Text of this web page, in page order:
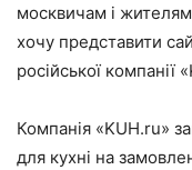
москвичам і
хочу представити
російської
Компанія «KUH.ru»
для кухні на